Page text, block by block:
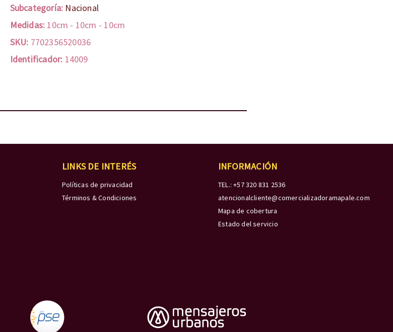
Subcategoría: Nacional
Medidas: 10cm - 10cm - 10cm
SKU: 7702356520036
Identificador: 14009
LINKS DE INTERÉS
Políticas de privacidad
Términos & Condiciones
INFORMACIÓN
TEL.: +57 320 831 2536
atencionalcliente@comercializadoramapale.com
Mapa de cobertura
Estado del servicio